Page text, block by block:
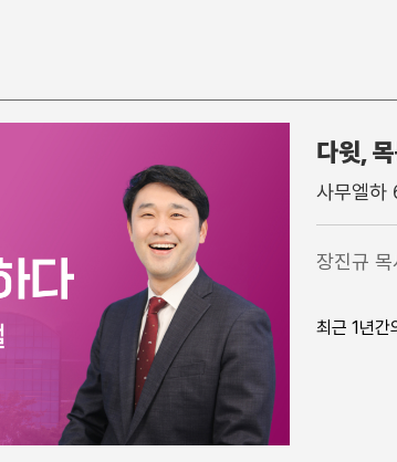
특별행사
고난주간
가을특새
특별예배/행사
QT강좌
성경읽기가이드영상
주일학교
초등부
다윗,
사무엘하
장진규 목
최근 1년간